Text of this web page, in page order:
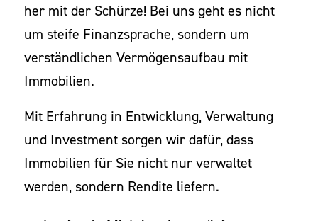
her mit der Schürze! Bei uns geht es nicht
um steife Finanzsprache, sondern um
verständlichen Vermögensaufbau mit
Immobilien.
Mit Erfahrung in Entwicklung, Verwaltung
und Investment sorgen wir dafür, dass
Immobilien für Sie nicht nur verwaltet
werden, sondern Rendite liefern.